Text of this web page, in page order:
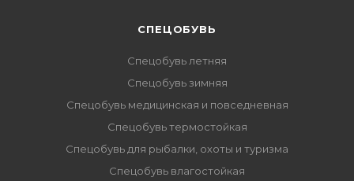
CПЕЦОБУВЬ
Спецобувь летняя
Спецобувь зимняя
Спецобувь медицинская и повседневная
Спецобувь термостойкая
Спецобувь для рыбалки, охоты и туризма
Спецобувь влагостойкая